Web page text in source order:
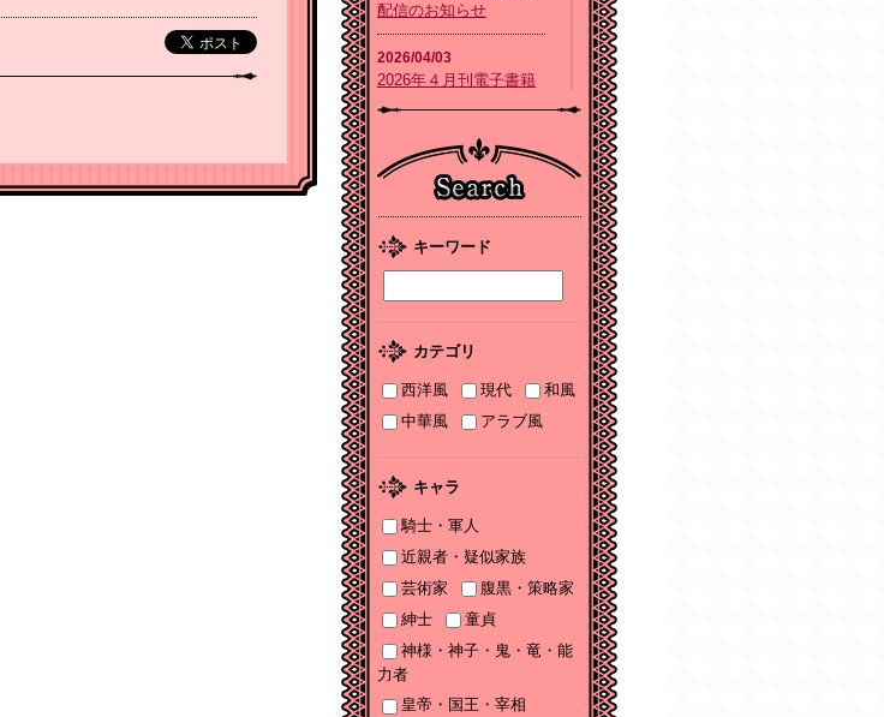
配信のお知らせ
2026/04/03
2026年４月刊電子書籍
配信のお知らせ
2026/02/05
2026年２月刊電子書籍
配信のお知らせ
2026/01/08
2025年12月刊電子書籍
配信のお知らせ
2025/12/04
りかけましたがヤンデ
レ実業家の愛され妻に
なりました』お詫びと
2025/11/21
書泉2025年TLフェア
Sonyaコミックス参加
サイン色紙ちらっと見
せ♡
キーワード
カテゴリ
西洋風 現代
和風
中華風
アラブ風
キャラ
騎士・軍人
近親者・疑似家族
芸術家
腹黒・策略家
紳士
童貞
神様・神子・鬼・竜・能
力者
皇帝・国王・宰相